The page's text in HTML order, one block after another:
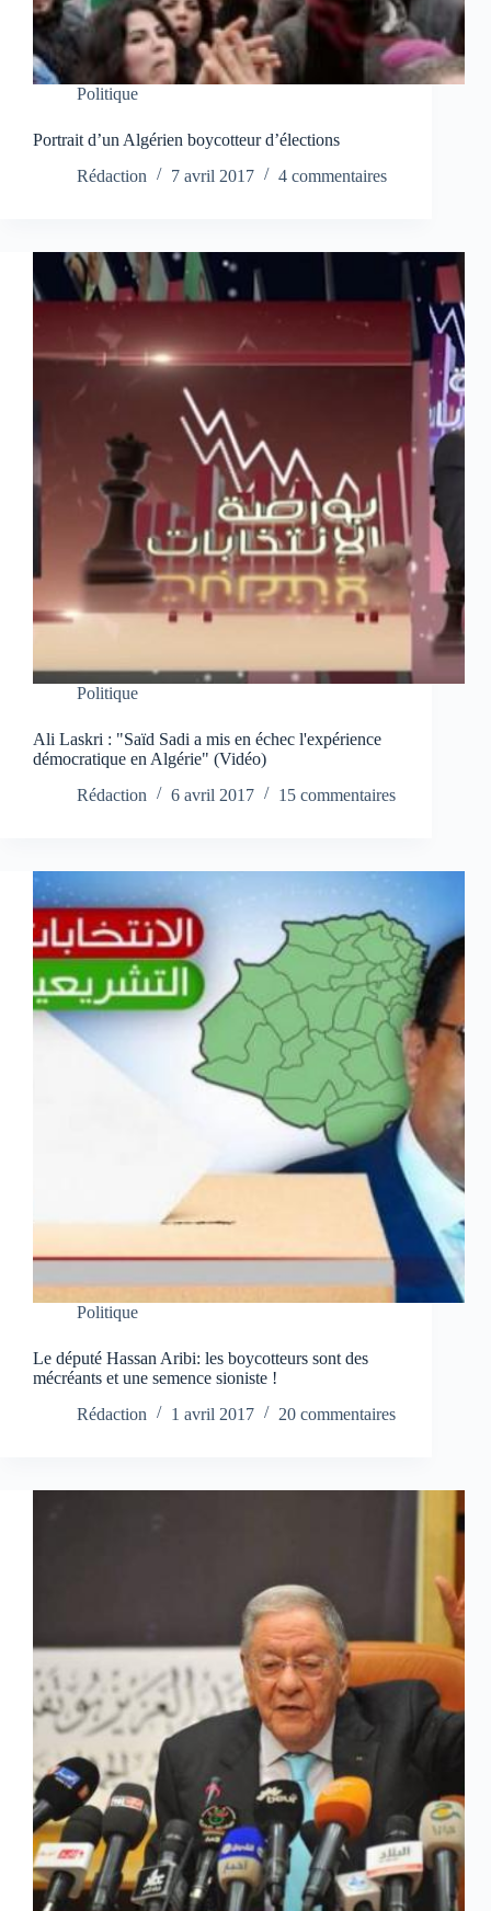
Politique
Portrait d’un Algérien boycotteur d’élections
Rédaction
7 avril 2017 4 commentaires
Politique
Ali Laskri : "Saïd Sadi a mis en échec l'expérience
démocratique en Algérie" (Vidéo)
Rédaction
6 avril 2017 15 commentaires
Politique
Le député Hassan Aribi: les boycotteurs sont des
mécréants et une semence sioniste !
Rédaction
1 avril 2017 20 commentaires